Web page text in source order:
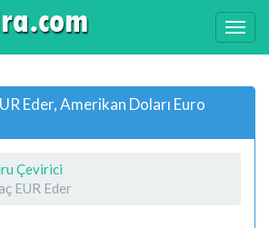
Eder, Amerikan Doları Euro
Çevirici
EUR Eder